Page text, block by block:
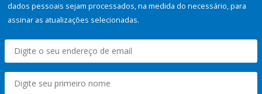
dados pessoais sejam processados, na medida do necessário, para
assinar as atualizações selecionadas.